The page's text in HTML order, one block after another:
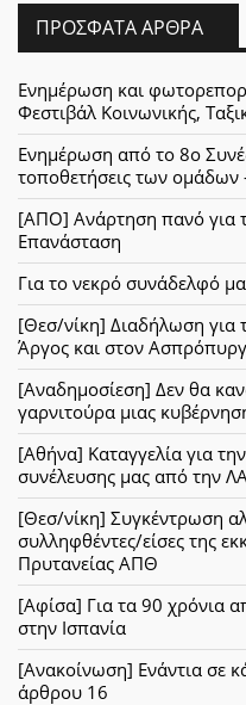
ΠΡΌΣΦΑΤΑ ΆΡΘΡΑ
Ενημέρωση και
Φεστιβάλ Κοινωνικής,
Ενημέρωση από το 8ο
τοποθετήσεις των ομάδων
[ΑΠΟ] Ανάρτηση πανό για
Επανάσταση
Για το νεκρό συνάδελφό
[Θεσ/νίκη] Διαδήλωση για
Άργος και στον
[Αναδημοσίεση] Δεν θα
γαρνιτούρα μιας
[Αθήνα] Καταγγελία για
συνέλευσης μας από την
[Θεσ/νίκη] Συγκέντρωση
συλληφθέντες/είσες της
Πρυτανείας ΑΠΘ
[Αφίσα] Για τα 90 χρόνια
στην Ισπανία
[Ανακοίνωση] Ενάντια σε
άρθρου 16